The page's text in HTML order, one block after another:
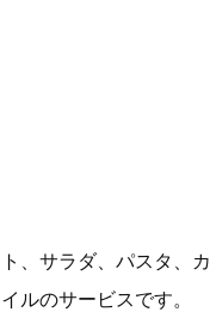
、サラダ、パスタ、カ
ルのサービスです。